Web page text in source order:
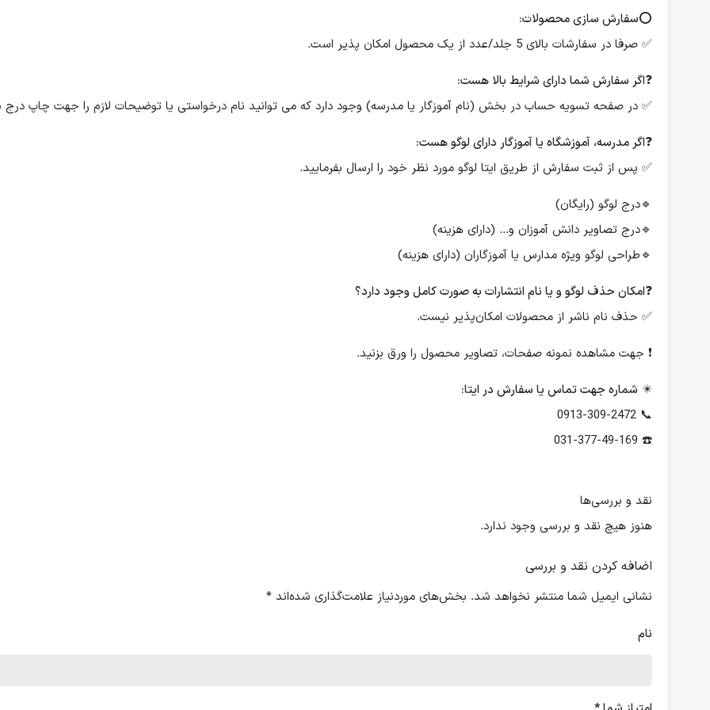
⭕️سفارش سازی محصولات:
✅ صرفا در سفارشات بالای 5 جلد/عدد از یک محصول امکان پذیر است.
❓اگر سفارش شما دارای شرایط بالا هست:
✅ در صفحه تسویه حساب در بخش (نام آموزگار یا مدرسه) وجود دارد که می توانید نام درخواستی یا توضیحات لازم را جهت چاپ درج
❓اگر مدرسه، آموزشگاه یا آموزگار دارای لوگو هست:
✅ پس از ثبت سفارش از طریق ایتا لوگو مورد نظر خود را ارسال بفرمایید.
🔹درج لوگو (رایگان)
🔹درج تصاویر دانش آموزان و... (دارای هزینه)
🔹طراحی لوگو ویژه مدارس یا آموزگاران (دارای هزینه)
❓امکان حذف لوگو و یا نام انتشارات به صورت کامل وجود دارد؟
✅ حذف نام ناشر از محصولات امکان‌پذیر نیست.
❗️ جهت مشاهده نمونه صفحات، تصاویر محصول را ورق بزنید.
✴️ شماره جهت تماس یا سفارش در ایتا:
📞 0913-309-2472
☎️ 031-377-49-169
نقد و بررسی‌ها
هنوز هیچ نقد و بررسی وجود ندارد.
اضافه کردن نقد و بررسی
نشانی ایمیل شما منتشر نخواهد شد. بخش‌های موردنیاز علامت‌گذاری شده‌اند*
نام